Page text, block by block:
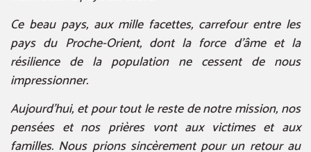
Ce beau pays, aux mille facettes, carrefour entre les
pays du Proche-Orient, dont la force d’âme et la
résilience de la population ne cessent de nous
impressionner.
Aujourd’hui, et pour tout le reste de notre mission, nos
pensées et nos prières vont aux victimes et aux
familles. Nous prions sincèrement pour un retour au